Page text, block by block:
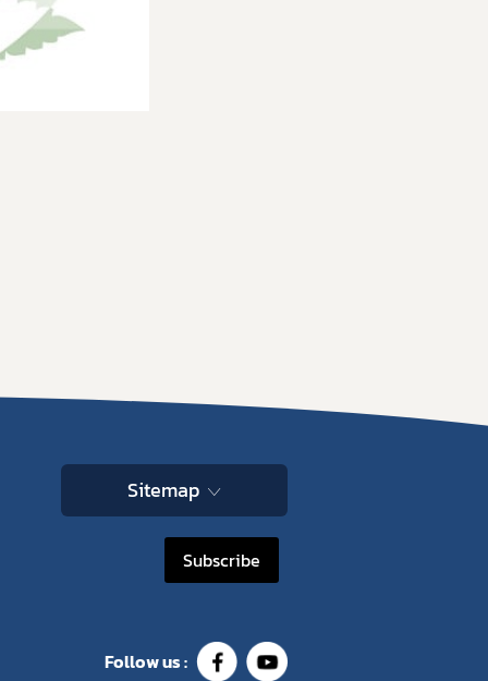
Sitemap
Subscribe
Follow us :